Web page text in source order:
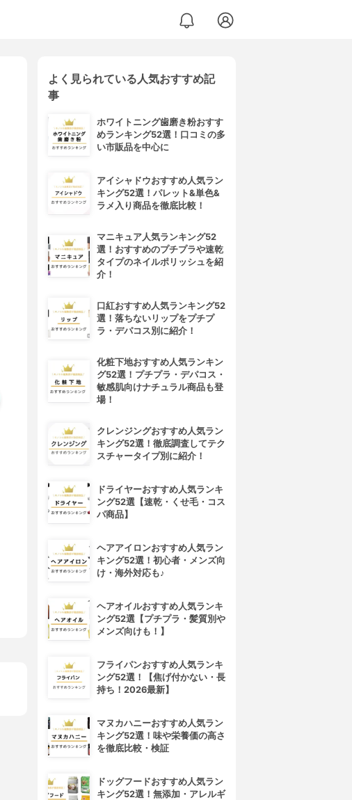
よく見られている人気おすすめ記
事
ホワイトニング歯磨き粉おすす
めランキング52選！口コミの多
い市販品を中心に
アイシャドウおすすめ人気ラン
キング52選！パレット&単色&
ラメ入り商品を徹底比較！
マニキュア人気ランキング52
選！おすすめのプチプラや速乾
タイプのネイルポリッシュを紹
介！
口紅おすすめ人気ランキング52
選！落ちないリップをプチプ
ラ・デパコス別に紹介！
化粧下地おすすめ人気ランキン
グ52選！プチプラ・デパコス・
敏感肌向けナチュラル商品も登
場！
クレンジングおすすめ人気ラン
キング52選！徹底調査してテク
スチャータイプ別に紹介！
ドライヤーおすすめ人気ランキ
ング52選【速乾・くせ毛・コス
パ商品】
ヘアアイロンおすすめ人気ラン
キング52選！初心者・メンズ向
け・海外対応も♪
ヘアオイルおすすめ人気ランキ
ング52選【プチプラ・髪質別や
メンズ向けも！】
フライパンおすすめ人気ランキ
ング52選！【焦げ付かない・長
持ち！2026最新】
マヌカハニーおすすめ人気ラン
キング52選！味や栄養価の高さ
を徹底比較・検証
ドッグフードおすすめ人気ラン
キング52選！無添加・アレルギ